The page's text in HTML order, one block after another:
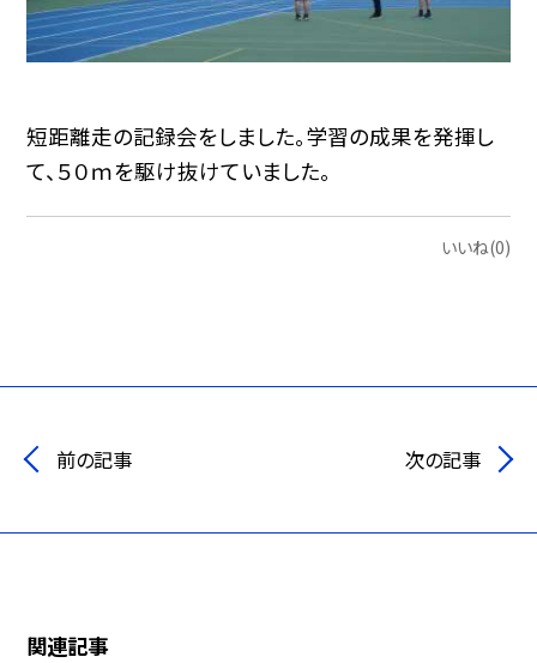
短距離走の記録会をしました。学習の成果を発揮し
て、５０ｍを駆け抜けていました。
いいね(0)
前の記事 次の記事
関連記事